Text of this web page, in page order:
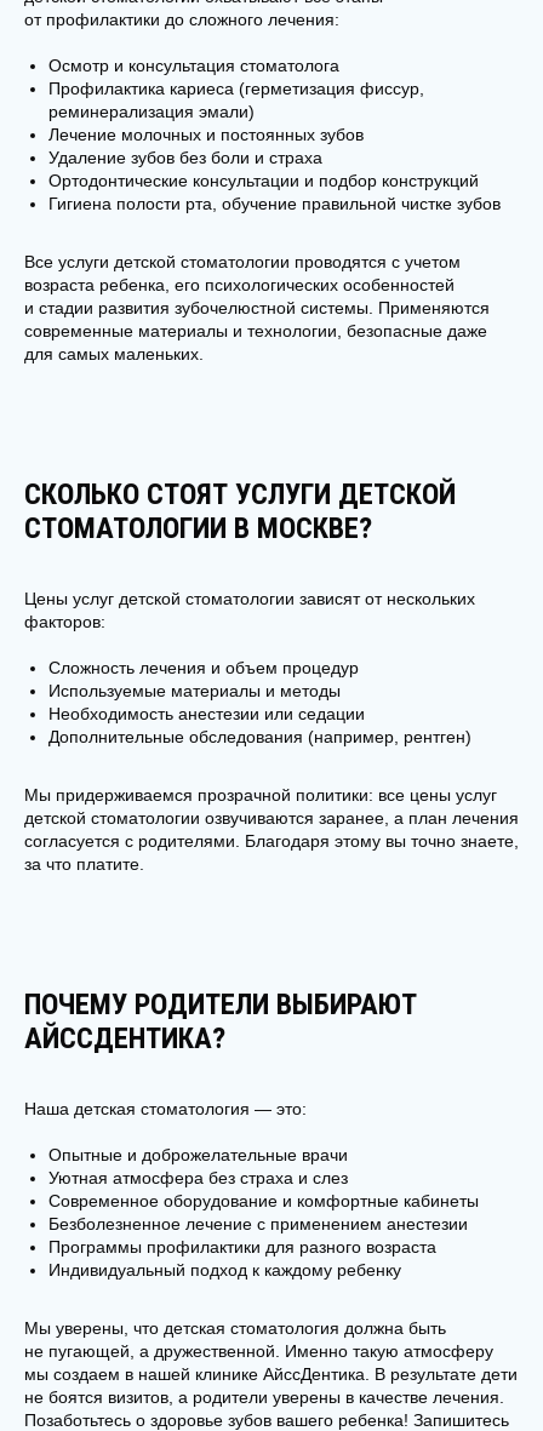
от профилактики до сложного лечения:
Осмотр и консультация стоматолога
Профилактика кариеса (герметизация фиссур,
реминерализация эмали)
Лечение молочных и постоянных зубов
Удаление зубов без боли и страха
Ортодонтические консультации и подбор конструкций
Гигиена полости рта, обучение правильной чистке зубов
Все услуги детской стоматологии проводятся с учетом
возраста ребенка, его психологических особенностей
и стадии развития зубочелюстной системы. Применяются
современные материалы и технологии, безопасные даже
для самых маленьких.
СКОЛЬКО СТОЯТ УСЛУГИ ДЕТСКОЙ
СТОМАТОЛОГИИ В МОСКВЕ?
Цены услуг детской стоматологии зависят от нескольких
факторов:
Сложность лечения и объем процедур
Используемые материалы и методы
Необходимость анестезии или седации
Дополнительные обследования (например, рентген)
Мы придерживаемся прозрачной политики: все цены услуг
детской стоматологии озвучиваются заранее, а план лечения
согласуется с родителями. Благодаря этому вы точно знаете,
за что платите.
ПОЧЕМУ РОДИТЕЛИ ВЫБИРАЮТ
АЙССДЕНТИКА?
Наша детская стоматология — это:
Опытные и доброжелательные врачи
Уютная атмосфера без страха и слез
Современное оборудование и комфортные кабинеты
Безболезненное лечение с применением анестезии
Программы профилактики для разного возраста
Индивидуальный подход к каждому ребенку
Мы уверены, что детская стоматология должна быть
не пугающей, а дружественной. Именно такую атмосферу
мы создаем в нашей клинике АйссДентика. В результате дети
не боятся визитов, а родители уверены в качестве лечения.
Позаботьтесь о здоровье зубов вашего ребенка! Запишитесь
ЗДОРОВОЙ И КРАСИВОЙ УЛЫБКИ
СВЯЗАТЬСЯ С НАМИ
Не откладывайте заботу о своем здоровье и красоте.
Запишитесь на консультацию и позвольте нашим
Email
данных
Даюсогласие на рекламно-информационную
рассылку